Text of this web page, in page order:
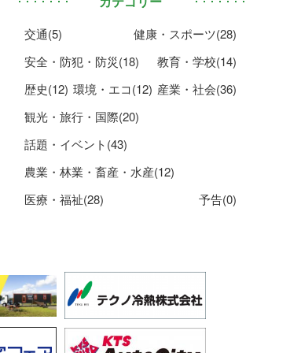
交通(5)
健康・スポーツ(28)
安全・防犯・防災(18)
教育・学校(14)
歴史(12) 環境・エコ(12) 産業・社会(36)
観光・旅行・国際(20)
話題・イベント(43)
農業・林業・畜産・水産(12)
医療・福祉(28)
予告(0)